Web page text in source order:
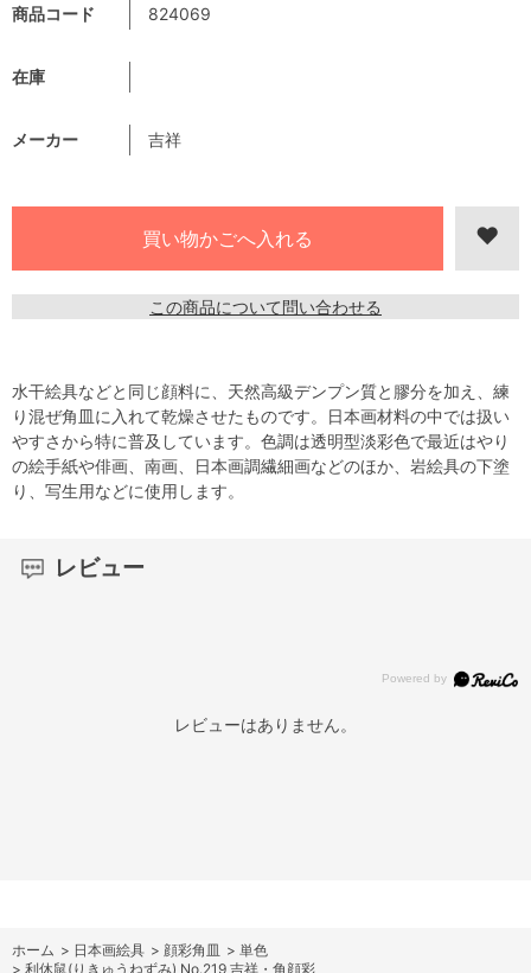
商品コード 824069
在庫
メーカー 吉祥
この商品について問い合わせる
水干絵具などと同じ顔料に、天然高級デンプン質と膠分を加え、練
り混ぜ角皿に入れて乾燥させたものです。日本画材料の中では扱い
やすさから特に普及しています。色調は透明型淡彩色で最近はやり
の絵手紙や俳画、南画、日本画調繊細画などのほか、岩絵具の下塗
り、写生用などに使用します。
レビュー
レビューはありません。
ホーム > 日本画絵具 > 顔彩角皿 > 単色
> 利休鼠(りきゅうねずみ) No.219 吉祥・角顔彩